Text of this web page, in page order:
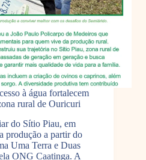
à água fortalecem
rural de Ouricuri
do Sítio Piau, em
produção a partir do
Uma Terra e Duas
ONG Caatinga. A